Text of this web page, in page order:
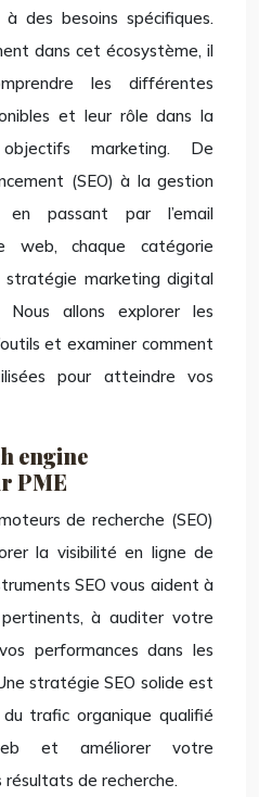
des besoins spécifiques.
dans cet écosystème, il
les différentes
et leur rôle dans la
marketing. De
(SEO) à la gestion
en passant par l’email
web, chaque catégorie
stratégie marketing digital
allons explorer les
et examiner comment
pour atteindre vos
engine
PME
de recherche (SEO)
la visibilité en ligne de
SEO vous aident à
à auditer votre
performances dans les
stratégie SEO solide est
trafic organique qualifié
et améliorer votre
de recherche.